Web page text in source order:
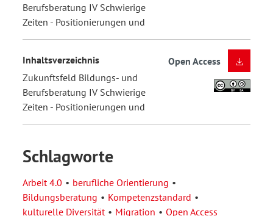
Berufsberatung IV Schwierige
Zeiten - Positionierungen und
Inhaltsverzeichnis
Zukunftsfeld Bildungs- und
Berufsberatung IV Schwierige
Zeiten - Positionierungen und
Open Access
Schlagworte
Arbeit 4.0
berufliche Orientierung
Bildungsberatung
Kompetenzstandard
kulturelle Diversität
Migration Open Access